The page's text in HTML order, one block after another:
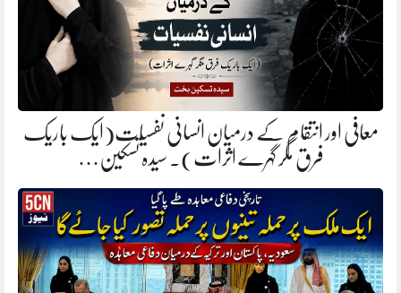
معافی اور انتقام کے درمیان انسانی نفسیات(ایک باریک
فرق مگر گہرے اثرات). سیدہ تسکین…